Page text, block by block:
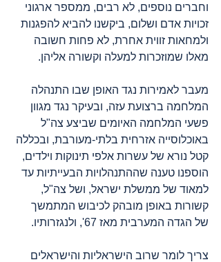
וחברים נוספים, לא רבים, ממספר ארגוני
זכויות אדם ושלום, ביקשנו להביא להפגנות
ולמחאות זווית אחרת, לא פחות חשובה
מאלו שמוזכרות למעלה וקשורה אליהן.
מעבר לאמירות נגד האופן שבו התנהלה
המלחמה ברצועת עזה, ובעיקר נגד מגוון
פשעי המלחמה האיומים שביצע צה"ל
באוכלוסייה אזרחית בלתי-מעורבת, ובכללה
קטל נורא של עשרות אלפי תינוקות וילדים,
הוספנו טענה שההתנהלויות הבעייתיות עד
למאוד של ממשלת ישראל, ושל צה"ל,
קשורות באופן מובהק לכיבוש המתמשך
של הגדה המערבית מאז 67', ולנגזרותיו.
צריך לומר שרוב הישראליות והישראלים